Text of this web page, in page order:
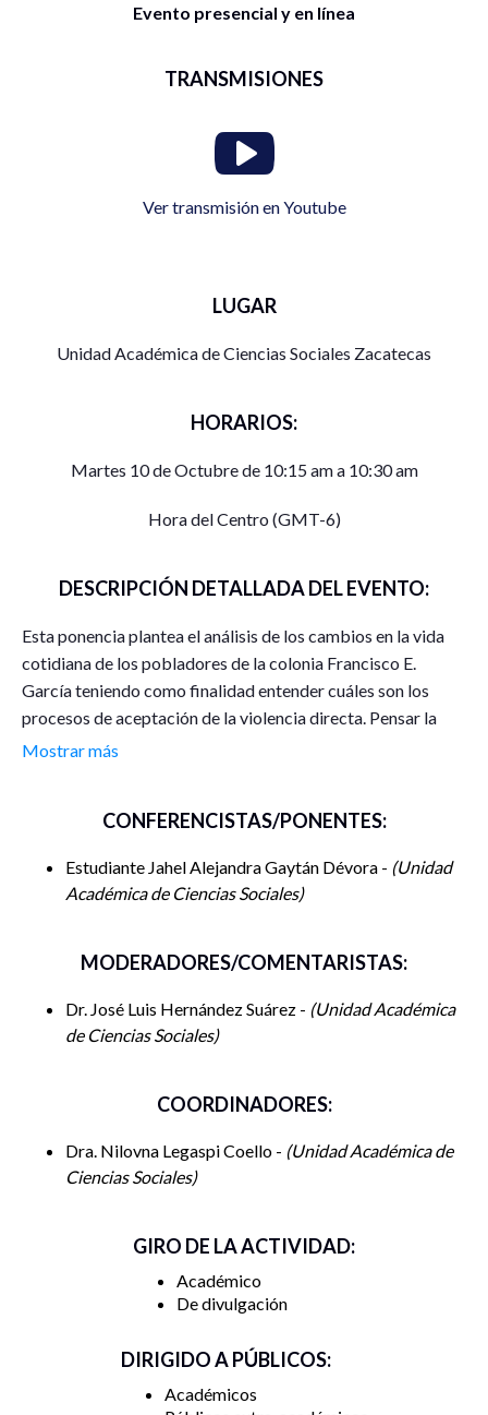
Evento presencial y en línea
TRANSMISIONES
Ver transmisión en Youtube
LUGAR
Unidad Académica de Ciencias Sociales Zacatecas
HORARIOS:
Martes 10 de Octubre de 10:15 am a 10:30 am
Hora del Centro (GMT-6)
DESCRIPCIÓN DETALLADA DEL EVENTO:
Esta ponencia plantea el análisis de los cambios en la vida
cotidiana de los pobladores de la colonia Francisco E.
García teniendo como finalidad entender cuáles son los
procesos de aceptación de la violencia directa. Pensar la
realidad, por medio de la vida cotidiana implica entender
cotidiana mediante la ciencia puede dar explicación a cómo
Mostrar más
CONFERENCISTAS/PONENTES:
Estudiante Jahel Alejandra Gaytán Dévora - Unidad
Académica de Ciencias Sociales
MODERADORES/COMENTARISTAS:
Dr. José Luis Hernández Suárez - Unidad Académica
de Ciencias Sociales
COORDINADORES:
Dra. Nilovna Legaspi Coello - Unidad Académica de
Ciencias Sociales
GIRO DE LA ACTIVIDAD:
Académico
De divulgación
DIRIGIDO A PÚBLICOS:
Académicos